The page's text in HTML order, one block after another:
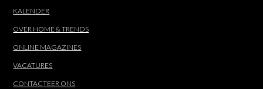
KALENDER
OVER HOME & TRENDS
ONLINE MAGAZINES
VACATURES
CONTACTEER ONS